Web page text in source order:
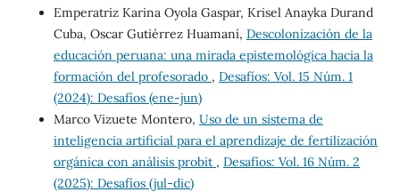
Emperatriz Karina Oyola Gaspar, Krisel Anayka Durand
Cuba, Oscar Gutiérrez Huamaní, Descolonización de la
educación peruana: una mirada epistemológica hacia la
formación del profesorado , Desafíos: Vol. 15 Núm. 1
(2024): Desafíos (ene-jun)
Marco Vizuete Montero, Uso de un sistema de
inteligencia artificial para el aprendizaje de fertilización
orgánica con análisis probit , Desafíos: Vol. 16 Núm. 2
(2025): Desafíos (jul-dic)